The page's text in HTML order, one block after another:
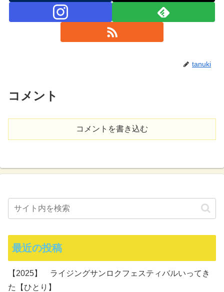
tanuki
コメント
コメントを書き込む
最近の投稿
【2025】 ライジングサンロクフェスティバルいってき
た【ひとり】